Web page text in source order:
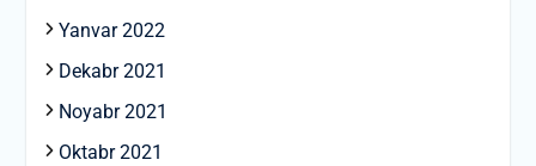
Yanvar 2022
Dekabr 2021
Noyabr 2021
Oktabr 2021